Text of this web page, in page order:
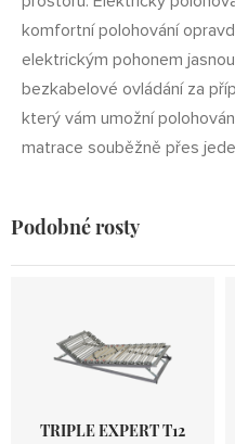
komfortní polohování
elektrickým pohonem
bezkabelové ovládání za
který vám umožní
matrace souběžně přes
Podobné rosty
TRIPLE EXPERT T12